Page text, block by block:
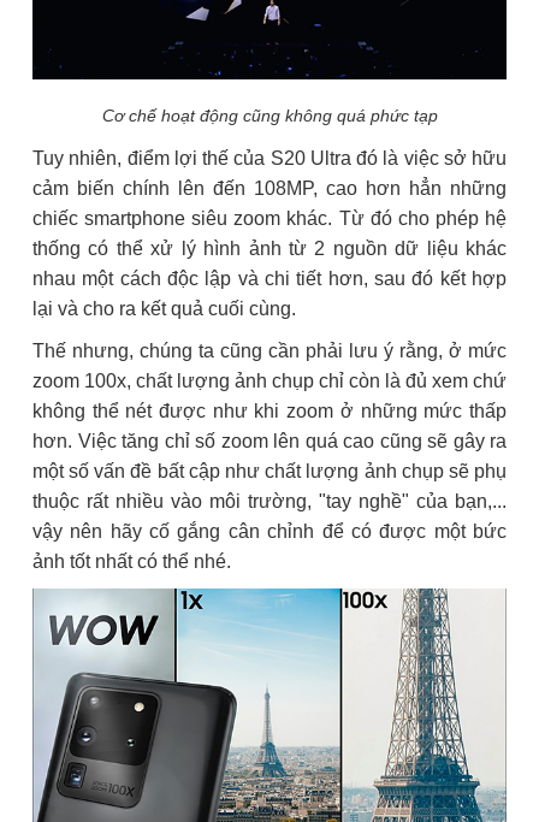
Cơ chế hoạt động cũng không quá phức tạp
Tuy nhiên, điểm lợi thế của S20 Ultra đó là việc sở hữu
cảm biến chính lên đến 108MP, cao hơn hẳn những
chiếc smartphone siêu zoom khác. Từ đó cho phép hệ
thống có thể xử lý hình ảnh từ 2 nguồn dữ liệu khác
nhau một cách độc lập và chi tiết hơn, sau đó kết hợp
lại và cho ra kết quả cuối cùng.
Thế nhưng, chúng ta cũng cần phải lưu ý rằng, ở mức
zoom 100x, chất lượng ảnh chụp chỉ còn là đủ xem chứ
không thể nét được như khi zoom ở những mức thấp
hơn. Việc tăng chỉ số zoom lên quá cao cũng sẽ gây ra
một số vấn đề bất cập như chất lượng ảnh chụp sẽ phụ
thuộc rất nhiều vào môi trường, "tay nghề" của bạn,...
vậy nên hãy cố gắng cân chỉnh để có được một bức
ảnh tốt nhất có thể nhé.